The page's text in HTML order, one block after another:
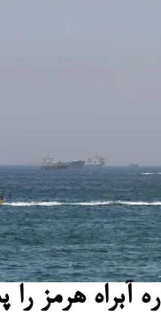
هرمز را